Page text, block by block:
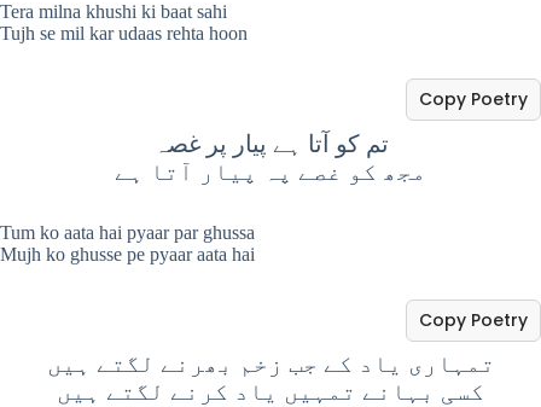
Tera milna khushi ki baat sahi
Tujh se mil kar udaas rehta hoon
تم کو آتا ہے پیار پر غصہ
مجھ کو غصے پہ پیار آتا ہے
Copy Poetry
Tum ko aata hai pyaar par ghussa
Mujh ko ghusse pe pyaar aata hai
تمہاری یاد کے جب زخم بھرنے لگتے ہیں
کسی بہانے تمہیں یاد کرنے لگتے ہیں
Copy Poetry